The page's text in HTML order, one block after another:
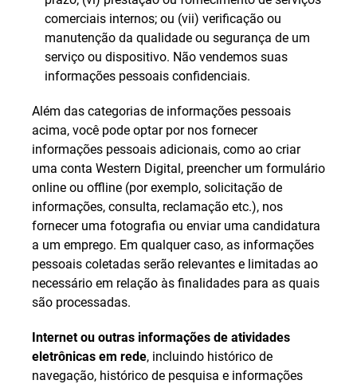
comerciais internos; ou (vii) verificação ou
manutenção da qualidade ou segurança de um
serviço ou dispositivo. Não vendemos suas
informações pessoais confidenciais.
Além das categorias de informações pessoais
acima, você pode optar por nos fornecer
informações pessoais adicionais, como ao criar
uma conta Western Digital, preencher um formulário
online ou offline (por exemplo, solicitação de
informações, consulta, reclamação etc.), nos
fornecer uma fotografia ou enviar uma candidatura
a um emprego. Em qualquer caso, as informações
pessoais coletadas serão relevantes e limitadas ao
necessário em relação às finalidades para as quais
são processadas.
Internet ou outras informações de atividades
eletrônicas em rede, incluindo histórico de
navegação, histórico de pesquisa e informações